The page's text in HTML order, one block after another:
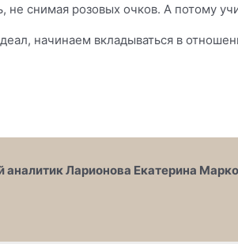
не снимая розовых очков. А потому
начинаем вкладываться в
аналитик Ларионова Екатерина